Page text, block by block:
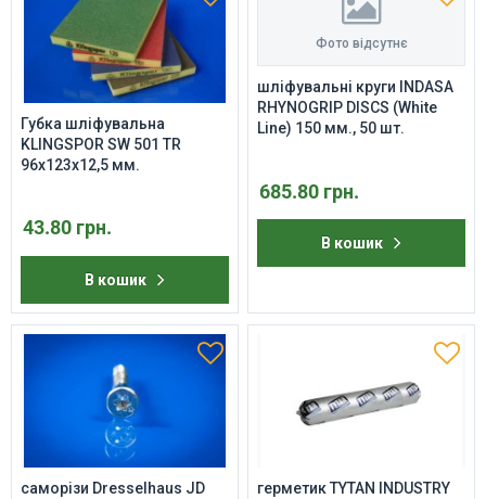
Губка шліфувальна
KLINGSPOR SW 501 TR
96x123x12,5 мм.
43.80 грн.
В кошик
Фото відсутнє
шліфувальні круги INDASA
RHYNOGRIP DISCS (White
Line) 150 мм., 50 шт.
685.80 грн.
В кошик
саморізи Dresselhaus JD
герметик TYTAN INDUSTRY